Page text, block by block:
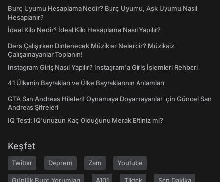
Burç Uyumu Hesaplama Nedir? Burç Uyumu, Aşk Uyumu Nasıl
Hesaplanır?
İdeal Kilo Nedir? İdeal Kilo Hesaplama Nasıl Yapılır?
Ders Çalışırken Dinlenecek Müzikler Nelerdir? Müziksiz
Çalışamayanlar Toplanın!
Instagram Giriş Nasıl Yapılır? Instagram'a Giriş İşlemleri Rehberi
41 Ülkenin Bayrakları ve Ülke Bayraklarının Anlamları
GTA San Andreas Hileleri! Oynamaya Doyamayanlar İçin Güncel San
Andreas Şifreleri
IQ Testi: IQ'unuzun Kaç Olduğunu Merak Ettiniz mi?
Keşfet
Twitter Deprem Zam Youtube
Günlük Burç Yorumları A101 Tiktok Son Dakika